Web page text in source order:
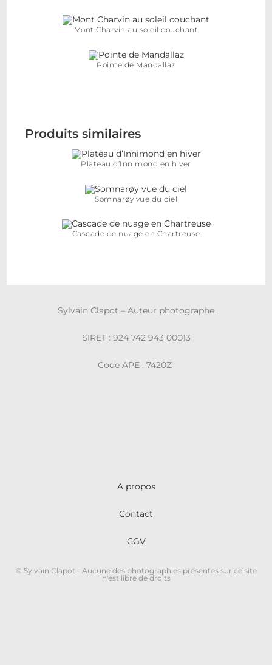
Mont Charvin au soleil couchant
Pointe de Mandallaz
Produits similaires
Plateau d’Innimond en hiver
Somnarøy vue du ciel
Cascade de nuage en Chartreuse
Sylvain Clapot – Auteur photographe
SIRET : 924 742 943 00013
Code APE : 7420Z
A propos
Contact
CGV
© Sylvain Clapot - Aucune des photographies présentes sur ce site
n'est libre de droits